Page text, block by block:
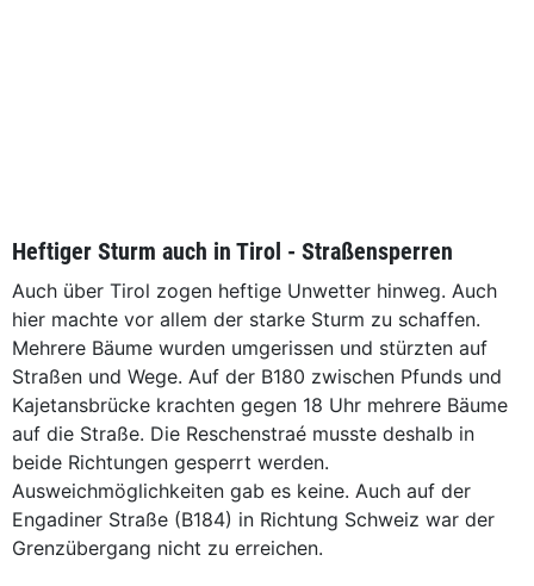
Heftiger Sturm auch in Tirol - Straßensperren
Auch über Tirol zogen heftige Unwetter hinweg. Auch
hier machte vor allem der starke Sturm zu schaffen.
Mehrere Bäume wurden umgerissen und stürzten auf
Straßen und Wege. Auf der B180 zwischen Pfunds und
Kajetansbrücke krachten gegen 18 Uhr mehrere Bäume
auf die Straße. Die Reschenstraé musste deshalb in
beide Richtungen gesperrt werden.
Ausweichmöglichkeiten gab es keine. Auch auf der
Engadiner Straße (B184) in Richtung Schweiz war der
Grenzübergang nicht zu erreichen.